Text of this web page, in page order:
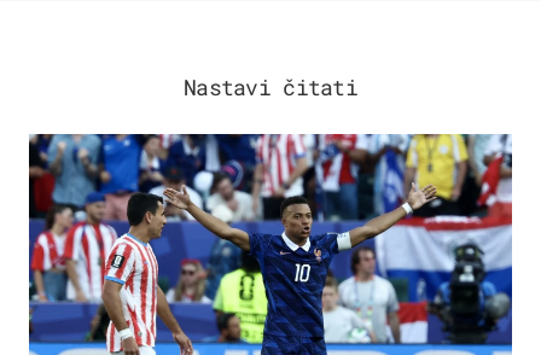
Nastavi čitati
SVJETSKO PRVENSTVO 2026